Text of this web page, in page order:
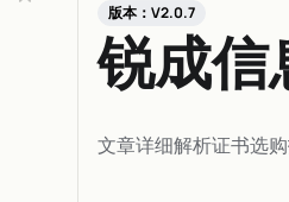
版本：V2.0.7
锐成信
文章详细解析证书选